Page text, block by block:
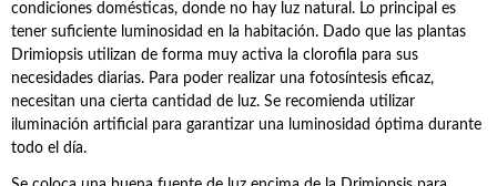
condiciones domésticas, donde no hay luz natural. Lo principal es
tener suficiente luminosidad en la habitación. Dado que las plantas
Drimiopsis utilizan de forma muy activa la clorofila para sus
necesidades diarias. Para poder realizar una fotosíntesis eficaz,
necesitan una cierta cantidad de luz. Se recomienda utilizar
iluminación artificial para garantizar una luminosidad óptima durante
todo el día.